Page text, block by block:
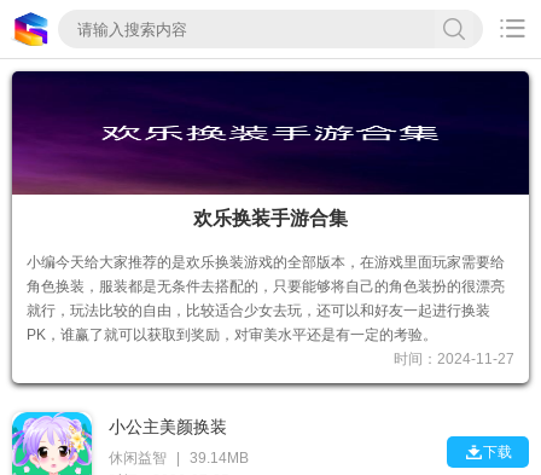

欢乐换装手游合集
小编今天给大家推荐的是欢乐换装游戏的全部版本，在游戏里面玩家需要给
角色换装，服装都是无条件去搭配的，只要能够将自己的角色装扮的很漂亮
就行，玩法比较的自由，比较适合少女去玩，还可以和好友一起进行换装
PK，谁赢了就可以获取到奖励，对审美水平还是有一定的考验。
时间：2024-11-27
小公主美颜换装
休闲益智
39.14MB
下载